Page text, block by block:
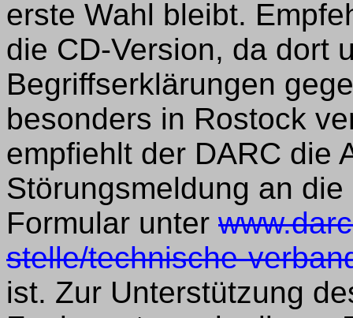
erste Wahl bleibt.
die CD-Version, da dort
Begriffserklärungen
besonders in Rostock
empfiehlt der DARC die
Störungsmeldung an
Formular unter
stelle/technische-
ist. Zur Unterstützung